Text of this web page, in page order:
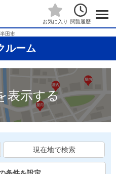
お気に入り 閲覧履歴
半田市
ルーム
表示する
現在地で検索